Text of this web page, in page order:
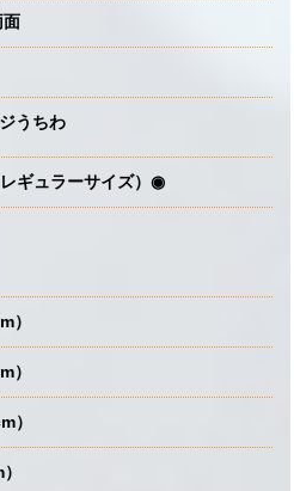
面
うちわ
ギュラーサイズ）◉
）
）
）